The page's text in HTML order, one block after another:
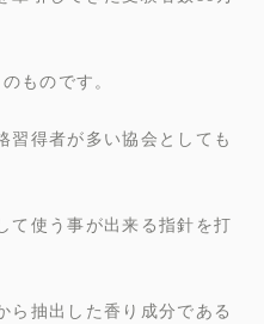
ものです。
習得者が多い協会としても
て使う事が出来る指針を打
ら抽出した香り成分である